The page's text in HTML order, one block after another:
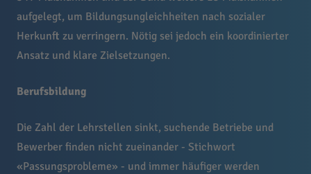
aufgelegt, um Bildungsungleichheiten nach sozialer
Herkunft zu verringern. Nötig sei jedoch ein koordinierter
Ansatz und klare Zielsetzungen.
Berufsbildung
Die Zahl der Lehrstellen sinkt, suchende Betriebe und
Bewerber finden nicht zueinander - Stichwort
«Passungsprobleme» - und immer häufiger werden